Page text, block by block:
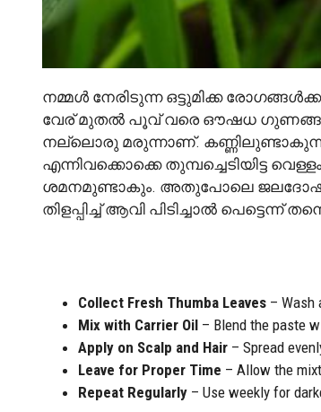
നമ്മൾ നേരിടുന്ന ഒട്ടുമിക്ക
വേര് മുതൽ പൂവ് വരെ ഔഷധ
നല്ലൊരു മരുന്നാണ്.
എന്നിവക്കൊക്കെ തുമ്പച്ചെടിയിട്ട
ശമനമുണ്ടാകും. അതുപോലെ ജലദോഷം,
തിളപ്പിച്ച് ആവി പിടിച്ചാൽ പെട്ടെന്ന്
Collect Fresh Thumba Leaves – Wash
Mix with Carrier Oil – Blend the paste
Apply on Scalp and Hair – Spread
Leave for Proper Time – Allow the
Repeat Regularly – Use weekly for